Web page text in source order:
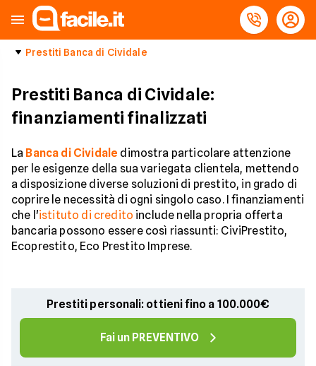
Prestiti Banca di Cividale
Prestiti Banca di Cividale:
finanziamenti finalizzati
La Banca di Cividale dimostra particolare attenzione
per le esigenze della sua variegata clientela, mettendo
a disposizione diverse soluzioni di prestito, in grado di
coprire le necessità di ogni singolo caso. I finanziamenti
che l'istituto di credito include nella propria offerta
bancaria possono essere così riassunti: CiviPrestito,
Ecoprestito, Eco Prestito Imprese.
Prestiti personali: ottieni fino a 100.000€
Fai un PREVENTIVO